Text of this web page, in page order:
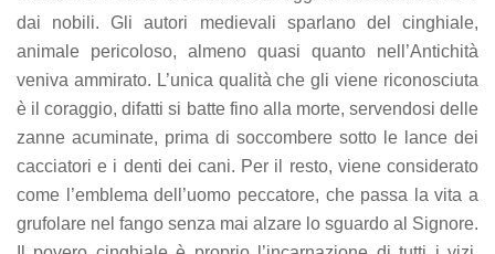
dai nobili. Gli autori medievali sparlano del cinghiale,
animale pericoloso, almeno quasi quanto nell’Antichità
veniva ammirato. L’unica qualità che gli viene riconosciuta
è il coraggio, difatti si batte fino alla morte, servendosi delle
zanne acuminate, prima di soccombere sotto le lance dei
cacciatori e i denti dei cani. Per il resto, viene considerato
come l’emblema dell’uomo peccatore, che passa la vita a
grufolare nel fango senza mai alzare lo sguardo al Signore.